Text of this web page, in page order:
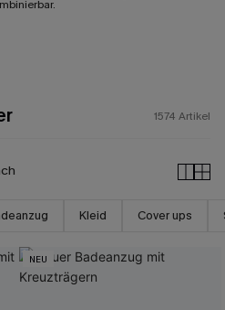
1574 Artikel
Kleid Cover ups
NEU